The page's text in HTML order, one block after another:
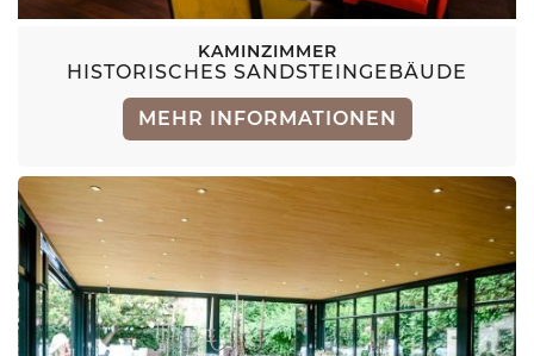
KAMINZIMMER
HISTORISCHES SANDSTEINGEBÄUDE
MEHR INFORMATIONEN